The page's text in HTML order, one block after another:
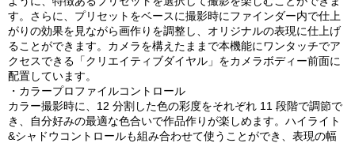
す。さらに、プリセットをベースに撮影時にファインダー内で仕上
がりの効果を見ながら画作りを調整し、オリジナルの表現に仕上げ
ることができます。カメラを構えたままで本機能にワンタッチでア
クセスできる「クリエイティブダイヤル」をカメラボディー前面に
配置しています。
・カラープロファイルコントロール
カラー撮影時に、12 分割した色の彩度をそれぞれ 11 段階で調節で
き、自分好みの最適な色合いで作品作りが楽しめます。ハイライト
&シャドウコントロールも組み合わせて使うことができ、表現の幅